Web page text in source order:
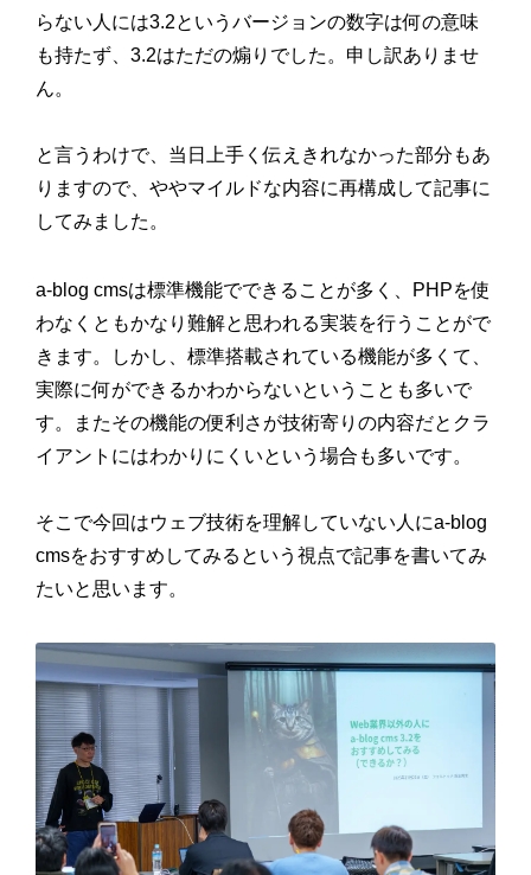
らない人には3.2というバージョンの数字は何の意味
も持たず、3.2はただの煽りでした。申し訳ありませ
ん。
と言うわけで、当日上手く伝えきれなかった部分もあ
りますので、ややマイルドな内容に再構成して記事に
してみました。
a-blog cmsは標準機能でできることが多く、PHPを使
わなくともかなり難解と思われる実装を行うことがで
きます。しかし、標準搭載されている機能が多くて、
実際に何ができるかわからないということも多いで
す。またその機能の便利さが技術寄りの内容だとクラ
イアントにはわかりにくいという場合も多いです。
そこで今回はウェブ技術を理解していない人にa-blog
cmsをおすすめしてみるという視点で記事を書いてみ
たいと思います。